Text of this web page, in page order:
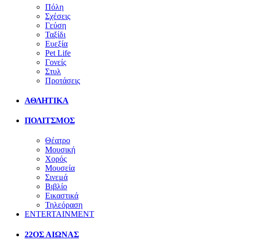
Πόλη
Σχέσεις
Γεύση
Ταξίδι
Ευεξία
Pet Life
Γονείς
Στυλ
Προτάσεις
ΑΘΛΗΤΙΚΑ
ΠΟΛΙΤΣΜΟΣ
Θέατρο
Μουσική
Χορός
Μουσεία
Σινεμά
Βιβλίο
Εικαστικά
Τηλεόραση
ENTERTAINMENT
22ΟΣ ΑΙΩΝΑΣ